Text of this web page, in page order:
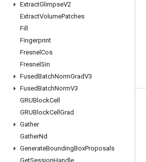
ExtractGlimpseV2
ExtractVolumePatches
Fill
Fingerprint
Fresnel Cos
Fresnel Sin
FusedBatchNormGradV3
FusedBatchNormV3
GRUBlockCell
GRUBlockCell Grad
Gather
GatherNd
GenerateBoundingBoxProposals
GetSessionHandle
Tetap terhubung
Blog
Forum